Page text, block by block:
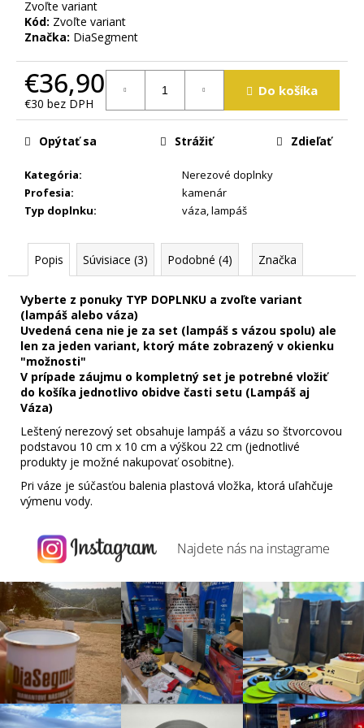
Zvoľte variant
Kód: Zvoľte variant
Značka: DiaSegment
€36,90
€30 bez DPH
Jednotková
Do košíka
Kategória:
Nerezové doplnky
Profesia:
kamenár
Typ doplnku: váza lampáš
Opýtať sa Strážiť Zdieľať
Popis Súvisiace (3) Podobné (4) Značka
Vyberte z ponuky TYP DOPLNKU a zvoľte variant
(lampáš alebo váza)
Uvedená cena nie je za set (lampáš s vázou spolu) ale
len za jeden variant, ktorý máte zobrazený v okienku
"možnosti"
V prípade záujmu o kompletný set je potrebné vložiť
do košíka jednotlivo obidve časti setu (Lampáš aj
Váza)
Leštený nerezový set obsahuje lampáš a vázu so štvorcovou
podstavou 10 cm x 10 cm a výškou 22 cm (jednotlivé
produkty je možné nakupovať osobitne).
Pri váze je súčasťou balenia plastová vložka, ktorá uľahčuje
výmenu vody.
m
e
Najdete nás na instagrame